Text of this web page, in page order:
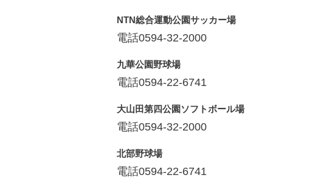
NTN総合運動公園サッカー場
電話0594-32-2000
九華公園野球場
電話0594-22-6741
大山田第四公園ソフトボール場
電話0594-32-2000
北部野球場
電話0594-22-6741